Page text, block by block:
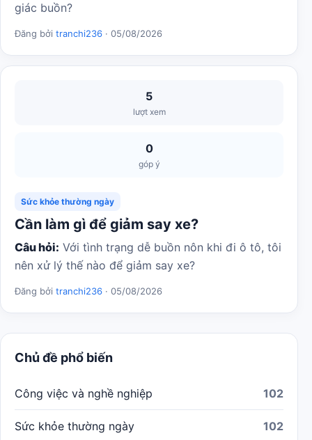
giác buồn?
Đăng bởi tranchi236 · 05/08/2026
5
lượt xem
0
góp ý
Sức khỏe thường ngày
Cần làm gì để giảm say xe?
Câu hỏi: Với tình trạng dễ buồn nôn khi đi ô tô, tôi
nên xử lý thế nào để giảm say xe?
Đăng bởi tranchi236 · 05/08/2026
Chủ đề phổ biến
Công việc và nghề nghiệp 102
Sức khỏe thường ngày 102